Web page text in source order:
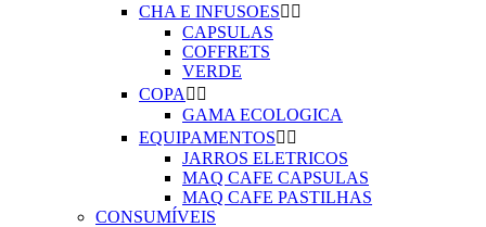
CHA E INFUSOES 
CAPSULAS
COFFRETS
VERDE
COPA  
GAMA ECOLOGICA
EQUIPAMENTOS 
JARROS ELETRICOS
MAQ CAFE CAPSULAS
MAQ CAFE PASTILHAS
CONSUMÍVEIS